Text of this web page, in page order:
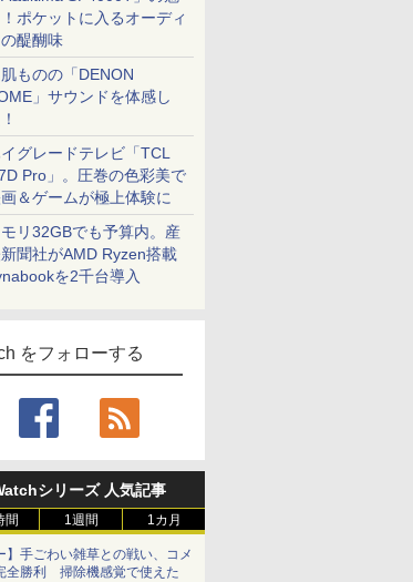
ポケットに入るオーディ
醍醐味
ものの「DENON
」サウンドを体感し
グレードテレビ「TCL
Pro」。圧巻の色彩美で
＆ゲームが極上体験に
モリ32GBでも予算内。産
聞社がAMD Ryzen搭載
を2千台導入
をフォローする
シリーズ 人気記事
間 1週間 1カ月
】手ごわい雑草との戦い、コメ
全勝利 掃除機感覚で使えた